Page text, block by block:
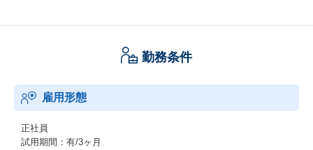
・携わる領域/タスクは個人の希望や得意分野に応じてアサインさ
・サーバーサイドに専念されたい方もフルスタックとして幅広く
携わることも可能です。
開発／システム運用／テスト／UIUX／データ分析／レポート等に
携わることができます
勤務条件
雇用形態
正社員
試用期間：有/3ヶ月